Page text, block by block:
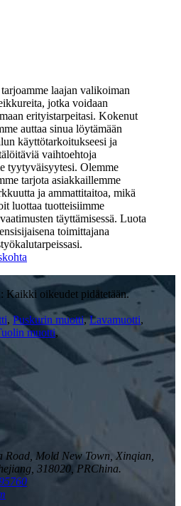
laajan valikoiman
jotka voidaan
erityistarpeitasi. Kokenut
auttaa sinua löytämään
käyttötarkoitukseesi ja
vaihtoehtoja
tyytyväisyytesi. Olemme
tarjota asiakkaillemme
ja ammattitaitoa, mikä
luottaa tuotteisiimme
täyttämisessä. Luota
toimittajana
Kaikki oikeudet pidätetään.
, Puskurin muotti,Lavamuotti,
muotti,
Road, Mold New Town, Xinqian,
318020, PRChina.